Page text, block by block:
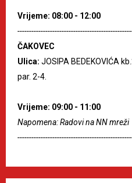
Vrijeme: 08:00 - 12:00
ČAKOVEC
Ulica: JOSIPA BEDEKOVIĆA
par. 2-4.
Vrijeme: 09:00 - 11:00
Napomena: Radovi na NN mreži